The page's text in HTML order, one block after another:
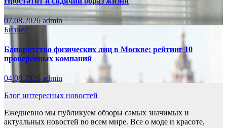
07.08.2026admin
Бизнес
Банкротство физических лиц в Москве: рейтинг 10
проверенных компаний
04.08.2026 admin
Блог интересных новостей
Ежедневно мы публикуем обзоры самых значимых и
актуальных новостей во всем мире. Все о моде и красоте,